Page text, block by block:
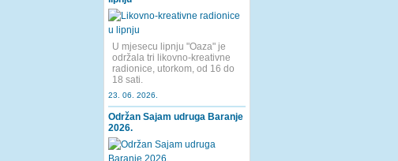
U mjesecu lipnju "Oaza" je
održala tri likovno-kreativne
radionice, utorkom, od 16 do
18 sati.
23. 06. 2026.
Održan Sajam udruga Baranje
2026.